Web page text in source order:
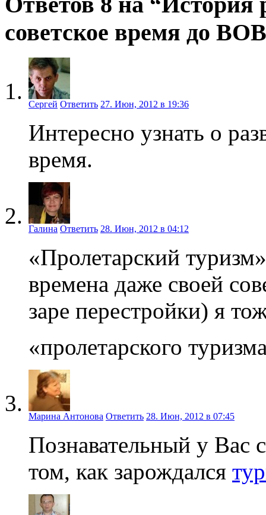
советское время до
Сергей Ответить 27. Июн, 2012 в 19:36
Интересно узнать о
время.
Галина Ответить 28. Июн, 2012 в 04:12
«Пролетарский
времена даже своей
заре перестройки) я
«пролетарского
Марина Антонова Ответить 28. Июн, 2012 в 07:45
Познавательный у Вас
том, как зарождался